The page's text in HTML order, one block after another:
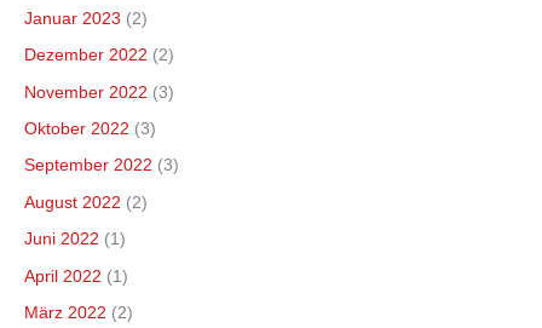
Januar 2023 (2)
Dezember 2022 (2)
November 2022 (3)
Oktober 2022 (3)
September 2022 (3)
August 2022 (2)
Juni 2022 (1)
April 2022 (1)
März 2022 (2)